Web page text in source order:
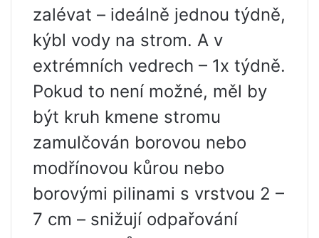
zalévat – ideálně jednou týdně,
kýbl vody na strom. A v
extrémních vedrech – 1x týdně.
Pokud to není možné, měl by
být kruh kmene stromu
zamulčován borovou nebo
modřínovou kůrou nebo
borovými pilinami s vrstvou 2 –
7 cm – snižují odpařování